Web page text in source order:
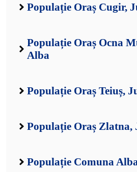
Populație Oraș Cugir,
Populație Oraș Ocna
Alba
Populație Oraș Teiuș,
Populație Oraș Zlatna,
Populație Comuna